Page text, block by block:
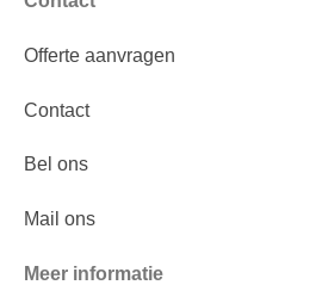
Offerte aanvragen
Contact
Bel ons
Mail ons
Meer informatie